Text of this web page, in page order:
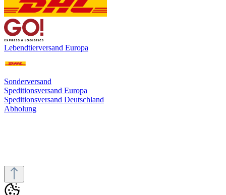
Lebendtierversand Europa
Sonderversand
Speditionsversand Europa
Speditionsversand Deutschland
Abholung